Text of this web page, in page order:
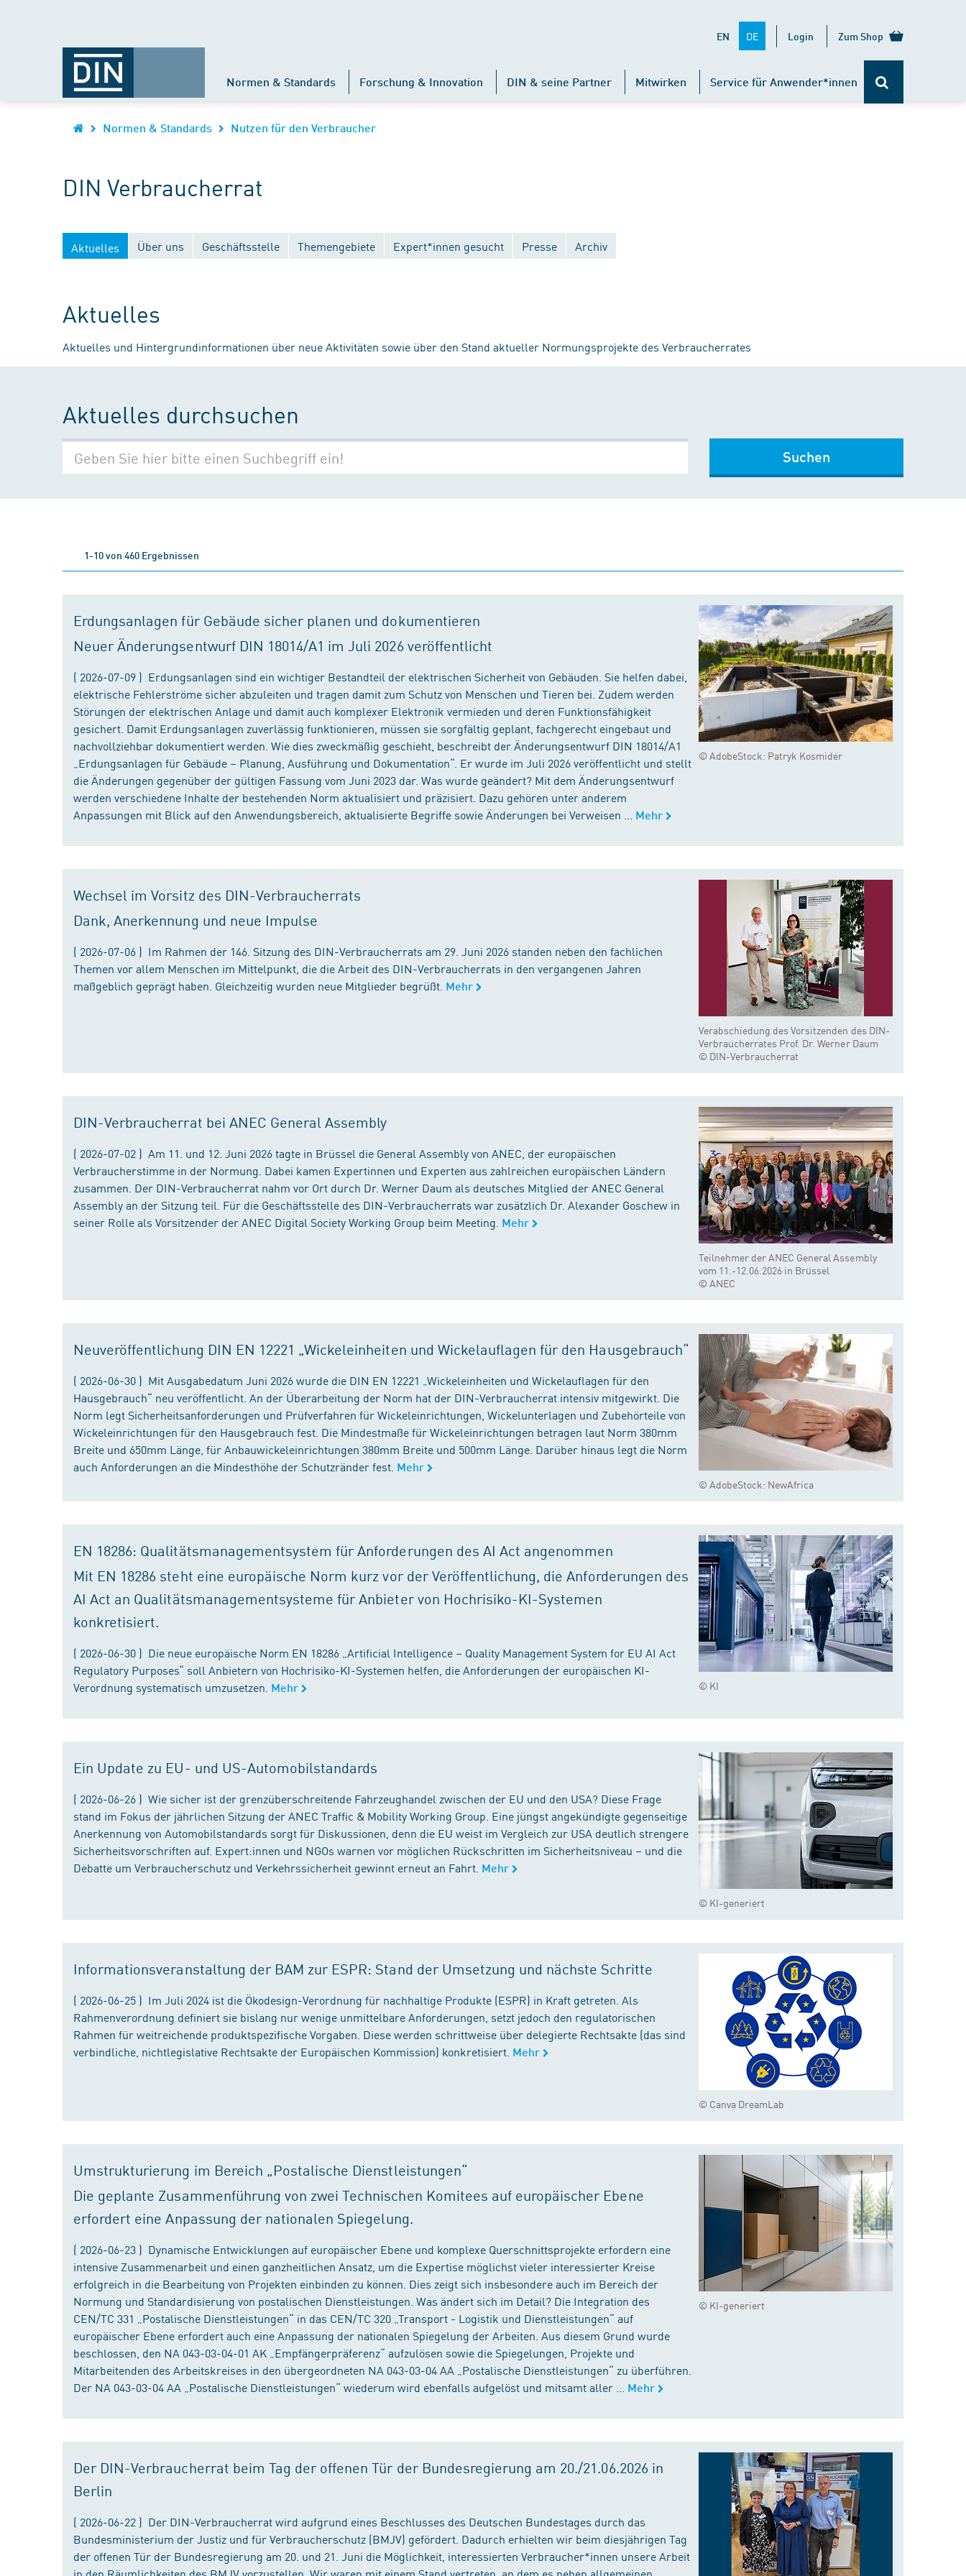
EN DE Login Zum Shop
Normen & Standards Forschung & Innovation DIN & seine Partner Mitwirken Service für Anwender*innen
Normen & Standards Nutzen für den Verbraucher
DIN Verbraucherrat
Aktuelles Über uns Geschäftsstelle Themengebiete Expert*innen gesucht Presse Archiv
Aktuelles
Aktuelles und Hintergrundinformationen über neue Aktivitäten sowie über den Stand aktueller Normungsprojekte des Verbraucherrates
Aktuelles durchsuchen
Suchen
1-10 von 460 Ergebnissen
© AdobeStock: Patryk Kosmider
Erdungsanlagen für Gebäude sicher planen und dokumentieren
Neuer Änderungsentwurf DIN 18014/A1 im Juli 2026 veröffentlicht
( 2026-07-09 ) Erdungsanlagen sind ein wichtiger Bestandteil der elektrischen Sicherheit von Gebäuden. Sie helfen dabei,
elektrische Fehlerströme sicher abzuleiten und tragen damit zum Schutz von Menschen und Tieren bei. Zudem werden
Störungen der elektrischen Anlage und damit auch komplexer Elektronik vermieden und deren Funktionsfähigkeit
gesichert. Damit Erdungsanlagen zuverlässig funktionieren, müssen sie sorgfältig geplant, fachgerecht eingebaut und
nachvollziehbar dokumentiert werden. Wie dies zweckmäßig geschieht, beschreibt der Änderungsentwurf DIN 18014/A1
„Erdungsanlagen für Gebäude – Planung, Ausführung und Dokumentation“. Er wurde im Juli 2026 veröffentlicht und stellt
die Änderungen gegenüber der gültigen Fassung vom Juni 2023 dar. Was wurde geändert? Mit dem Änderungsentwurf
werden verschiedene Inhalte der bestehenden Norm aktualisiert und präzisiert. Dazu gehören unter anderem
Anpassungen mit Blick auf den Anwendungsbereich, aktualisierte Begriffe sowie Änderungen bei Verweisen ...
Mehr
Verabschiedung des Vorsitzenden des DIN-
Verbraucherrates Prof. Dr. Werner Daum
© DIN-Verbraucherrat
Wechsel im Vorsitz des DIN-Verbraucherrats
Dank, Anerkennung und neue Impulse
( 2026-07-06 ) Im Rahmen der 146. Sitzung des DIN-Verbraucherrats am 29. Juni 2026 standen neben den fachlichen
Themen vor allem Menschen im Mittelpunkt, die die Arbeit des DIN-Verbraucherrats in den vergangenen Jahren
maßgeblich geprägt haben. Gleichzeitig wurden neue Mitglieder begrüßt. Mehr
Teilnehmer der ANEC General Assembly
vom 11.-12.06.2026 in Brüssel
© ANEC
DIN-Verbraucherrat bei ANEC General Assembly
( 2026-07-02 ) Am 11. und 12. Juni 2026 tagte in Brüssel die General Assembly von ANEC, der europäischen
Verbraucherstimme in der Normung. Dabei kamen Expertinnen und Experten aus zahlreichen europäischen Ländern
zusammen. Der DIN-Verbraucherrat nahm vor Ort durch Dr. Werner Daum als deutsches Mitglied der ANEC General
Assembly an der Sitzung teil. Für die Geschäftsstelle des DIN-Verbraucherrats war zusätzlich Dr. Alexander Goschew in
seiner Rolle als Vorsitzender der ANEC Digital Society Working Group beim Meeting. Mehr
© AdobeStock: NewAfrica
Neuveröffentlichung DIN EN 12221 „Wickeleinheiten und Wickelauflagen für den Hausgebrauch“
( 2026-06-30 ) Mit Ausgabedatum Juni 2026 wurde die DIN EN 12221 „Wickeleinheiten und Wickelauflagen für den
Hausgebrauch“ neu veröffentlicht. An der Überarbeitung der Norm hat der DIN-Verbraucherrat intensiv mitgewirkt. Die
Norm legt Sicherheitsanforderungen und Prüfverfahren für Wickeleinrichtungen, Wickelunterlagen und Zubehörteile von
Wickeleinrichtungen für den Hausgebrauch fest. Die Mindestmaße für Wickeleinrichtungen betragen laut Norm 380mm
Breite und 650mm Länge, für Anbauwickeleinrichtungen 380mm Breite und 500mm Länge. Darüber hinaus legt die Norm
auch Anforderungen an die Mindesthöhe der Schutzränder fest. Mehr
© KI
EN 18286: Qualitätsmanagementsystem für Anforderungen des AI Act angenommen
Mit EN 18286 steht eine europäische Norm kurz vor der Veröffentlichung, die Anforderungen des
AI Act an Qualitätsmanagementsysteme für Anbieter von Hochrisiko-KI-Systemen
konkretisiert.
( 2026-06-30 ) Die neue europäische Norm EN 18286 „Artificial Intelligence – Quality Management System for EU AI Act
Regulatory Purposes“ soll Anbietern von Hochrisiko-KI-Systemen helfen, die Anforderungen der europäischen KI-
Verordnung systematisch umzusetzen. Mehr
© KI-generiert
Ein Update zu EU- und US-Automobilstandards
( 2026-06-26 ) Wie sicher ist der grenzüberschreitende Fahrzeughandel zwischen der EU und den USA? Diese Frage
stand im Fokus der jährlichen Sitzung der ANEC Traffic & Mobility Working Group. Eine jüngst angekündigte gegenseitige
Anerkennung von Automobilstandards sorgt für Diskussionen, denn die EU weist im Vergleich zur USA deutlich strengere
Sicherheitsvorschriften auf. Expert:innen und NGOs warnen vor möglichen Rückschritten im Sicherheitsniveau – und die
Debatte um Verbraucherschutz und Verkehrssicherheit gewinnt erneut an Fahrt. Mehr
© Canva DreamLab
Informationsveranstaltung der BAM zur ESPR: Stand der Umsetzung und nächste Schritte
( 2026-06-25 ) Im Juli 2024 ist die Ökodesign-Verordnung für nachhaltige Produkte (ESPR) in Kraft getreten. Als
Rahmenverordnung definiert sie bislang nur wenige unmittelbare Anforderungen, setzt jedoch den regulatorischen
Rahmen für weitreichende produktspezifische Vorgaben. Diese werden schrittweise über delegierte Rechtsakte (das sind
verbindliche, nichtlegislative Rechtsakte der Europäischen Kommission) konkretisiert. Mehr
© KI-generiert
Umstrukturierung im Bereich „Postalische Dienstleistungen“
Die geplante Zusammenführung von zwei Technischen Komitees auf europäischer Ebene
erfordert eine Anpassung der nationalen Spiegelung.
( 2026-06-23 ) Dynamische Entwicklungen auf europäischer Ebene und komplexe Querschnittsprojekte erfordern eine
intensive Zusammenarbeit und einen ganzheitlichen Ansatz, um die Expertise möglichst vieler interessierter Kreise
erfolgreich in die Bearbeitung von Projekten einbinden zu können. Dies zeigt sich insbesondere auch im Bereich der
Normung und Standardisierung von postalischen Dienstleistungen. Was ändert sich im Detail? Die Integration des
CEN/TC 331 „Postalische Dienstleistungen“ in das CEN/TC 320 „Transport - Logistik und Dienstleistungen“ auf
europäischer Ebene erfordert auch eine Anpassung der nationalen Spiegelung der Arbeiten. Aus diesem Grund wurde
beschlossen, den NA 043-03-04-01 AK „Empfängerpräferenz“ aufzulösen sowie die Spiegelungen, Projekte und
Mitarbeitenden des Arbeitskreises in den übergeordneten NA 043-03-04 AA „Postalische Dienstleistungen“ zu überführen.
Der NA 043-03-04 AA „Postalische Dienstleistungen“ wiederum wird ebenfalls aufgelöst und mitsamt aller ...
Mehr
Der DIN-Verbraucherrat beim Tag der offenen Tür der Bundesregierung am 20./21.06.2026 in
Berlin
( 2026-06-22 ) Der DIN-Verbraucherrat wird aufgrund eines Beschlusses des Deutschen Bundestages durch das
Bundesministerium der Justiz und für Verbraucherschutz (BMJV) gefördert. Dadurch erhielten wir beim diesjährigen Tag
der offenen Tür der Bundesregierung am 20. und 21. Juni die Möglichkeit, interessierten Verbraucher*innen unsere Arbeit